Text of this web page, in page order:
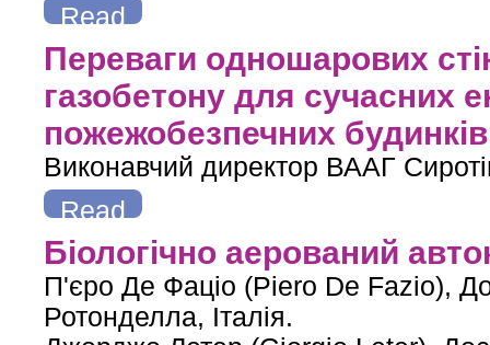
Read
more
Переваги одношарових
газобетону для сучасних
пожежобезпечних
Виконавчий директор ВААГ
Read
more
Біологічно аерований
П'єро Де Фаціо (Piero De Fazio),
Ротонделла, Італія.